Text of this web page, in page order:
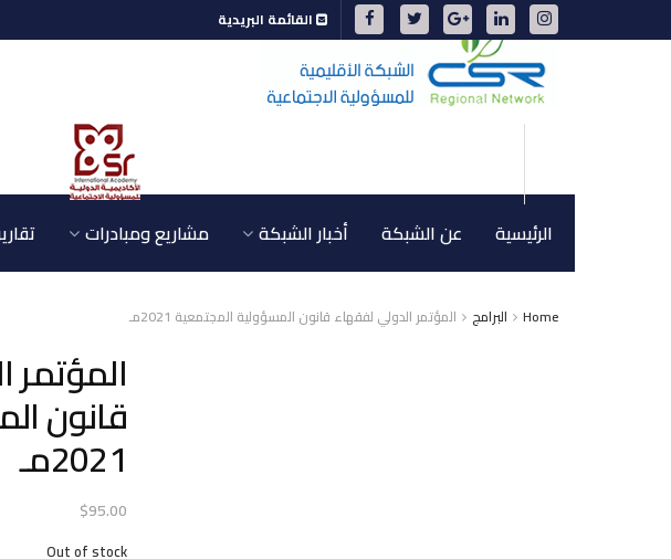
القائمة البريدية
الرئيسية عن الشبكة أخبار الشبكة مشاريع ومبادرات
Home البرامج المؤتمر الدولي لفقهاء قانون المسؤولية المجتمعية 2021مـ
المؤتمر
قانون
2021مـ
$95.00
Out of stock